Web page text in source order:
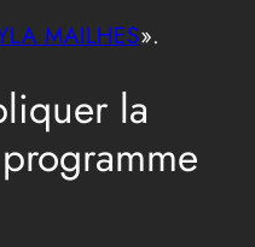
MAILHES».
la